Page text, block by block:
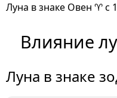
Луна в знаке Овен ♈ с
Влияние
Луна в знаке